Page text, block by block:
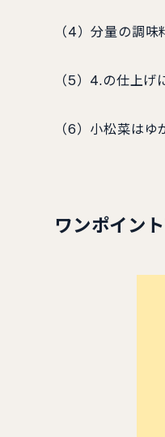
（4）分量の調
（5）4.の仕上げ
（6）小松菜は
ワンポイン